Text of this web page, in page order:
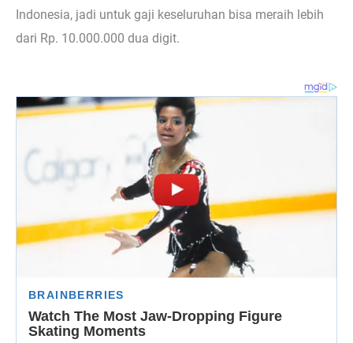
Indonesia, jadi untuk gaji keseluruhan bisa meraih lebih
dari Rp. 10.000.000 dua digit.